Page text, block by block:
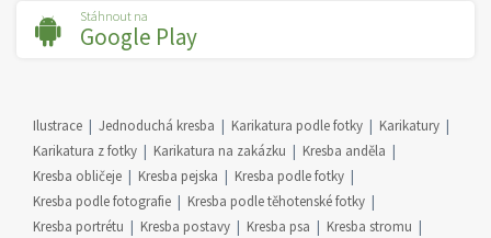
Stáhnout na
Google Play
Ilustrace Jednoduchá kresba Karikatura podle fotky
Karikatury
Karikatura z fotky
Karikatura na zakázku
Kresba anděla
Kresba obličeje
Kresba pejska
Kresba podle fotky
Kresba podle fotografie
Kresba podle těhotenské fotky
Kresba portrétu
Kresba postavy Kresba psa
Kresba stromu